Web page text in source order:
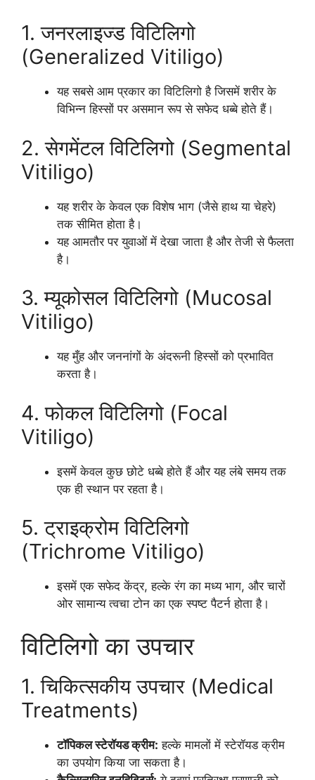
1. जनरलाइज्ड विटिलिगो
(Generalized Vitiligo)
यह सबसे आम प्रकार का विटिलिगो है जिसमें शरीर के
विभिन्न हिस्सों पर असमान रूप से सफेद धब्बे होते हैं।
2. सेगमेंटल विटिलिगो (Segmental
Vitiligo)
यह शरीर के केवल एक विशेष भाग (जैसे हाथ या चेहरे)
तक सीमित होता है।
यह आमतौर पर युवाओं में देखा जाता है और तेजी से फैलता
है।
3. म्यूकोसल विटिलिगो (Mucosal
Vitiligo)
यह मुँह और जननांगों के अंदरूनी हिस्सों को प्रभावित
करता है।
4. फोकल विटिलिगो (Focal
Vitiligo)
इसमें केवल कुछ छोटे धब्बे होते हैं और यह लंबे समय तक
एक ही स्थान पर रहता है।
5. ट्राइक्रोम विटिलिगो
(Trichrome Vitiligo)
इसमें एक सफेद केंद्र, हल्के रंग का मध्य भाग, और चारों
ओर सामान्य त्वचा टोन का एक स्पष्ट पैटर्न होता है।
विटिलिगो का उपचार
1. चिकित्सकीय उपचार (Medical
Treatments)
टॉपिकल स्टेरॉयड क्रीम: हल्के मामलों में स्टेरॉयड क्रीम
का उपयोग किया जा सकता है।